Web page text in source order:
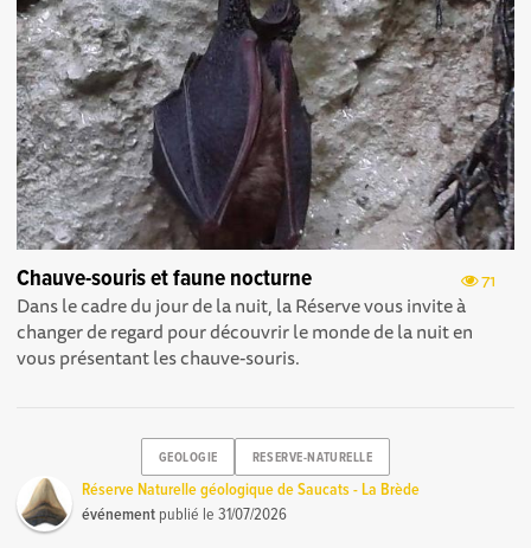
71
Chauve-souris et faune nocturne
Dans le cadre du jour de la nuit, la Réserve vous invite à
changer de regard pour découvrir le monde de la nuit en
vous présentant les chauve-souris.
GEOLOGIE RESERVE-NATURELLE
Réserve Naturelle géologique de Saucats - La Brède
événement publié le31/07/2026